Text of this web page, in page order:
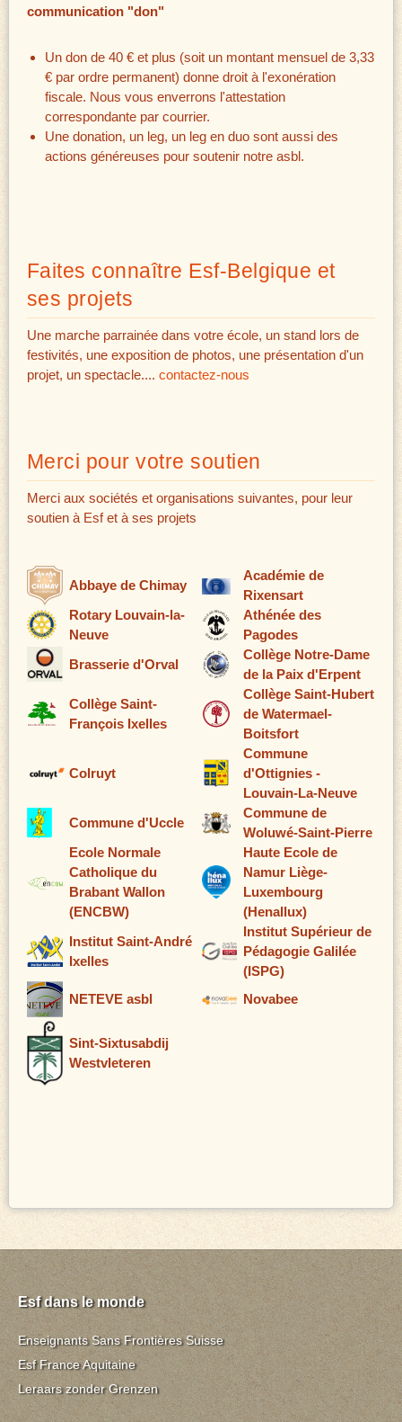
communication "don"
Un don de 40 € et plus (soit un montant mensuel de 3,33
€ par ordre permanent) donne droit à l'exonération
fiscale. Nous vous enverrons l'attestation
correspondante par courrier.
Une donation, un leg, un leg en duo sont aussi des
actions généreuses pour soutenir notre asbl.
Faites connaître Esf-Belgique et
ses projets
Une marche parrainée dans votre école, un stand lors de
festivités, une exposition de photos, une présentation d'un
projet, un spectacle.... contactez-nous
Merci pour votre soutien
Merci aux sociétés et organisations suivantes, pour leur
soutien à Esf et à ses projets
Abbaye de Chimay
Académie de
Rixensart
Rotary Louvain-la-
Neuve
Athénée des
Pagodes
Brasserie d'Orval
Collège Notre-Dame
de la Paix d'Erpent
Collège Saint-
François Ixelles
Collège Saint-Hubert
de Watermael-
Boitsfort
Colruyt
Commune
d'Ottignies -
Louvain-La-Neuve
Commune d'Uccle
Commune de
Woluwé-Saint-Pierre
Ecole Normale
Catholique du
Brabant Wallon
(ENCBW)
Haute Ecole de
Namur Liège-
Luxembourg
(Henallux)
Institut Saint-André
Ixelles
Institut Supérieur de
Pédagogie Galilée
(ISPG)
NETEVE asbl
Novabee
Sint-Sixtusabdij
Westvleteren
Esf dans le monde
Enseignants Sans Frontières Suisse
Esf France Aquitaine
Leraars zonder Grenzen